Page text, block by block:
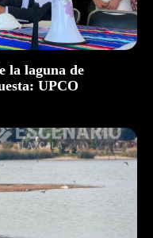
la laguna de
UPCO